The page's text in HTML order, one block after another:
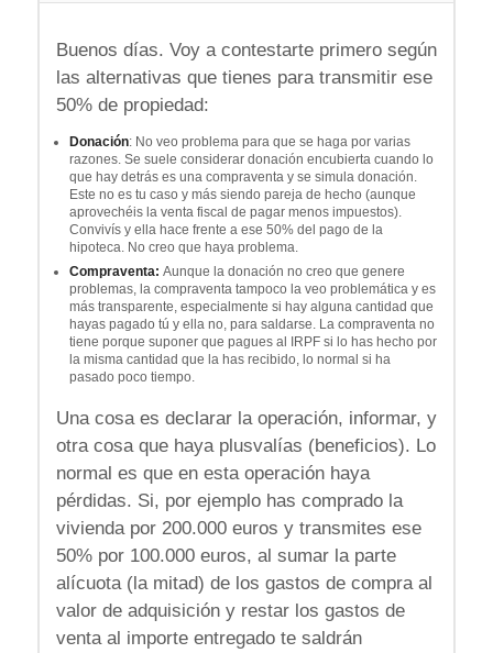
Buenos días. Voy a contestarte primero según
las alternativas que tienes para transmitir ese
50% de propiedad:
Donación: No veo problema para que se haga por varias
razones. Se suele considerar donación encubierta cuando lo
que hay detrás es una compraventa y se simula donación.
Este no es tu caso y más siendo pareja de hecho (aunque
aprovechéis la venta fiscal de pagar menos impuestos).
Convivís y ella hace frente a ese 50% del pago de la
hipoteca. No creo que haya problema.
Compraventa: Aunque la donación no creo que genere
problemas, la compraventa tampoco la veo problemática y es
más transparente, especialmente si hay alguna cantidad que
hayas pagado tú y ella no, para saldarse. La compraventa no
tiene porque suponer que pagues al IRPF si lo has hecho por
la misma cantidad que la has recibido, lo normal si ha
pasado poco tiempo.
Una cosa es declarar la operación, informar, y
otra cosa que haya plusvalías (beneficios). Lo
normal es que en esta operación haya
pérdidas. Si, por ejemplo has comprado la
vivienda por 200.000 euros y transmites ese
50% por 100.000 euros, al sumar la parte
alícuota (la mitad) de los gastos de compra al
valor de adquisición y restar los gastos de
venta al importe entregado te saldrán